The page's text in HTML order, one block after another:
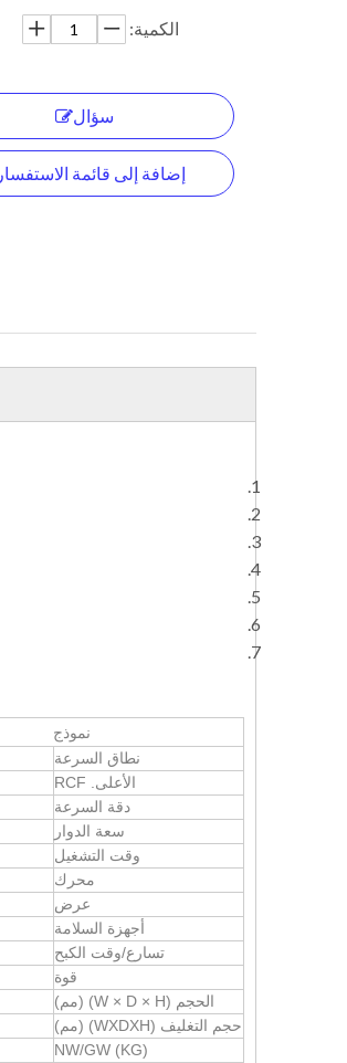
الكمية:
سؤال
إضافة إلى قائمة الاستفسار
نموذج
نطاق السرعة
الأعلى. RCF
دقة السرعة
سعة الدوار
وقت التشغيل
محرك
عرض
أجهزة السلامة
تسارع/وقت الكبح
قوة
الحجم (W × D × H) (مم)
حجم التغليف (WXDXH) (مم)
NW/GW (KG)